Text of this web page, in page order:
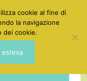
cookie al fine di
la navigazione
dei cookie.
estesa